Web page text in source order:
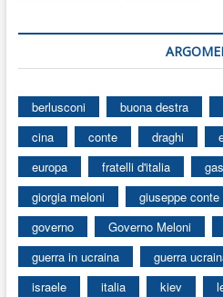
berlusconi buona destra
cina
conte draghi
europa
fratelli d'italia gas
giorgia meloni
giuseppe conte
governo
Governo Meloni
guerra in ucraina
guerra
israele
italia kiev